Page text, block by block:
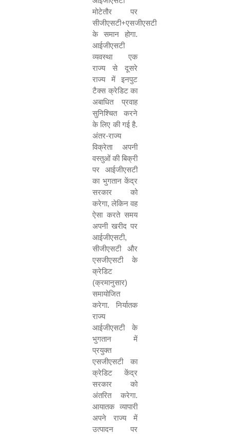
मोटेतौर पर
सीजीएसटी+एसजीएसटी
के समान होगा.
आईजीएसटी
व्यवस्था एक
राज्य से दूसरे
राज्य में इनपुट
टैक्स क्रेडिट का
अबाधित प्रवाह
सुनिश्चित करने
के लिए की गई है.
अंतर-राज्य
विक्रेता अपनी
वस्तुओं की बिक्री
पर आईजीएसटी
का भुगतान केंद्र
सरकार को
करेगा, लेकिन वह
ऐसा करते समय
अपनी खरीद पर
आईजीएसटी,
सीजीएसटी और
एसजीएसटी के
क्रेडिट
(क्रमानुसार)
समायोजित
करेगा. निर्यातक
राज्य
आईजीएसटी के
भुगतान में
प्रयुक्त
एसजीएसटी का
क्रेडिट केंद्र
सरकार को
अंतरित करेगा.
आयातक व्यापारी
अपने राज्य में
उत्पादन पर